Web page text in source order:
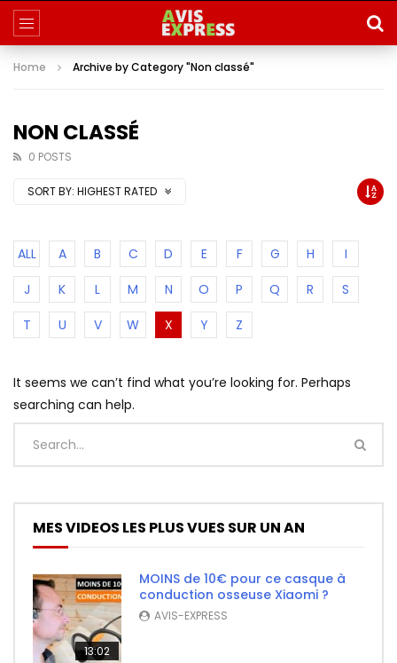
Home Archive by Category "Non classé"
NON CLASSÉ
0 POSTS
SORT BY: HIGHEST RATED
ALL A B C D E F G H
I
J
K L M N O P Q R
S
T
U V W X Y Z
It seems we can’t find what you’re looking for. Perhaps
searching can help.
MES VIDEOS LES PLUS VUES SUR UN AN
13:02
MOINS de 10€ pour ce casque à
conduction osseuse Xiaomi ?
AVIS-EXPRESS